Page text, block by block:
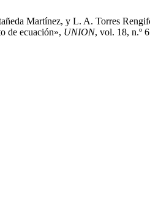
Martínez, y L. A. Torres
de ecuación», UNION, vol. 18, n.º